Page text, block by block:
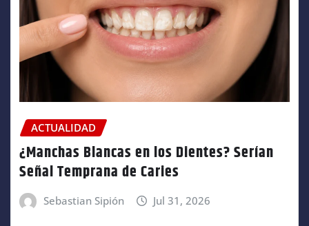
ACTUALIDAD
¿Manchas Blancas en los Dientes? Serían
Señal Temprana de Caries
Sebastian Sipión Jul 31, 2026